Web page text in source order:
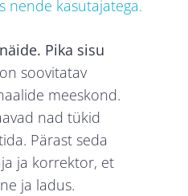
nende kasutajatega.
Pika sisu
on soovitatav
meeskond.
nad tükid
Pärast seda
ja korrektor, et
ja ladus.